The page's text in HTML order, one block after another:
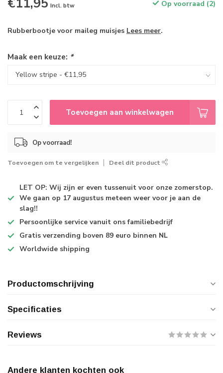
€11,95 Incl. btw Op voorraad (2)
Rubberbootje voor maileg muisjes Lees meer.
Maak een keuze: *
Toevoegen aan winkelwagen
Op voorraad!
Toevoegen om te vergelijken Deel dit product
LET OP: Wij zijn er even tussenuit voor onze zomerstop.
We gaan op 17 augustus meteen weer voor je aan de
slag!!
Persoonlijke service vanuit ons familiebedrijf
Gratis verzending boven 89 euro binnen NL
Worldwide shipping
Productomschrijving
Specificaties
Reviews
Andere klanten kochten ook